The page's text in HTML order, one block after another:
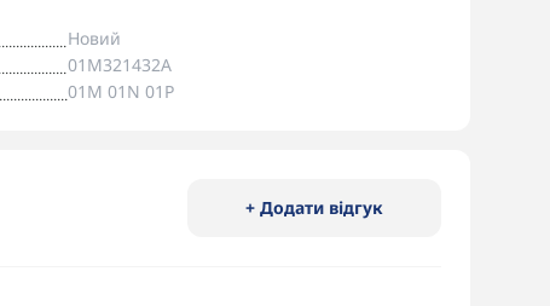
Новий
01M321432A
01M 01N 01P
+ Додати відгук